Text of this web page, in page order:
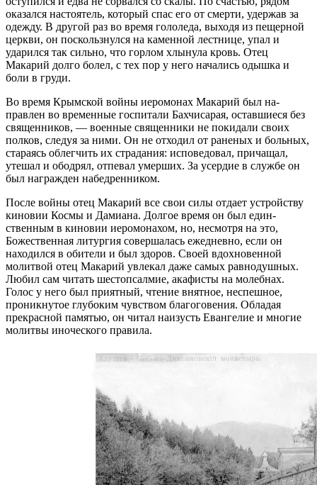
оказался настоятель, который спас его от смерти, удержав за
одежду. В другой раз во время гололеда, выходя из пещерной
церкви, он поскользнулся на каменной лестни­це, упал и
ударился так сильно, что горлом хлынула кровь. Отец
Макарий долго болел, с тех пор у него начались одыш­ка и
боли в груди.
Во время Крымской войны иеромонах Макарий был на­
правлен во временные госпитали Бахчисарая, оставшие­ся без
священников, — военные священники не покидали своих
полков, следуя за ними. Он не отходил от раненых и больных,
стараясь облегчить их страдания: исповедовал, причащал,
утешал и ободрял, отпевал умерших. За усердие в службе он
был награжден набедренником.
После войны отец Макарий все свои силы отдает устрой­ству
киновии Космы и Дамиана. Долгое время он был един­
ственным в киновии иеромонахом, но, несмотря на это,
Божественная литургия совершалась ежедневно, если он
находился в обители и был здоров. Своей вдохновенной
молитвой отец Макарий увлекал даже самых равнодушных.
Любил сам читать шестопсалмие, акафисты на молебнах.
Голос у него был приятный, чтение внятное, неспешное,
проникнутое глубоким чувством благоговения. Обладая
прекрасной памятью, он читал наизусть Евангелие и многие
молитвы иноческого правила.